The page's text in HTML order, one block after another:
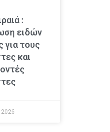
:
ειδών
για τους
και